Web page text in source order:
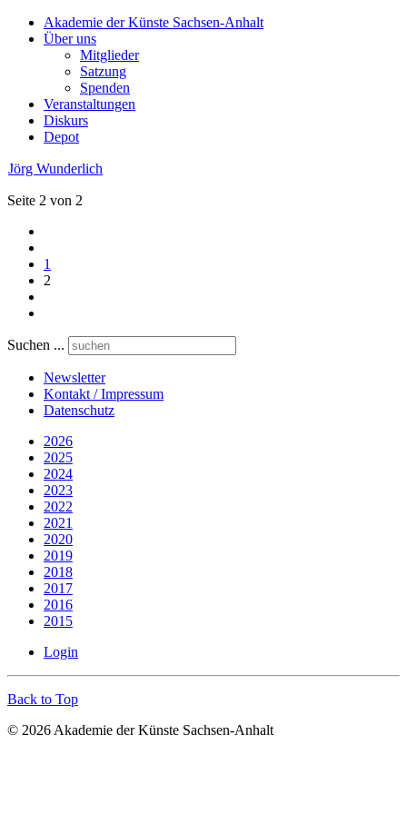
Akademie der Künste Sachsen-Anhalt
Über uns
Mitglieder
Satzung
Spenden
Veranstaltungen
Diskurs
Depot
Jörg Wunderlich
Seite 2 von 2
1
2
Suchen ...
Newsletter
Kontakt / Impressum
Datenschutz
2026
2025
2024
2023
2022
2021
2020
2019
2018
2017
2016
2015
Login
Back to Top
© 2026 Akademie der Künste Sachsen-Anhalt